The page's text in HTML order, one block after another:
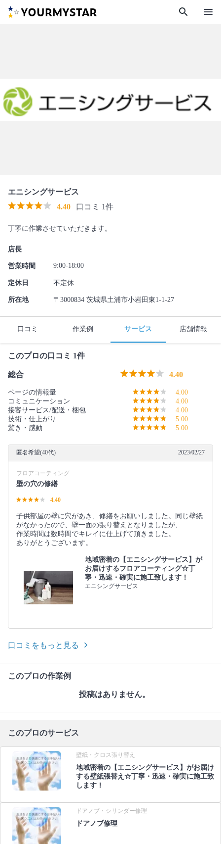
search menu
エニシングサービス
4.40
口コミ 1件
丁寧に作業させていただきます。
店長
営業時間 9:00-18:00
定休日 不定休
所在地 〒3000834 茨城県土浦市小岩田東1-1-27
口コミ 作業例 サービス 店舗情報
このプロの口コミ 1件
総合 4.40
ページの情報量
4.00
コミュニケーション
4.00
接客サービス/配送・梱包
4.00
技術・仕上がり
5.00
驚き・感動
5.00
匿名希望(40代) 2023/02/27
フロアコーティング
壁の穴の修繕
4.40
子供部屋の壁に穴があき、修繕をお願いしました。同じ壁紙
がなかったので、壁一面の張り替えとなりましたが、
作業時間は数時間でキレイに仕上げて頂きました。
ありがとうございます。
地域密着の【エニシングサービス】が
お届けするフロアコーティング☆丁
寧・迅速・確実に施工致します！
エニシングサービス
口コミをもっと見る
このプロの作業例
投稿はありません。
このプロのサービス
壁紙・クロス張り替え
地域密着の【エニシングサービス】がお届け
する壁紙張替え☆丁寧・迅速・確実に施工致
します！
ドアノブ・シリンダー修理
ドアノブ修理